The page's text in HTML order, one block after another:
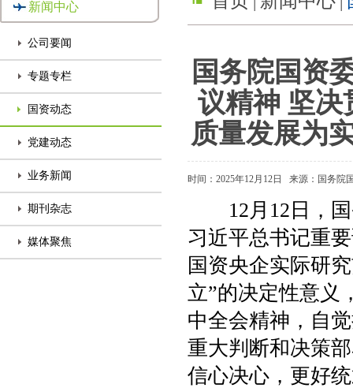
新闻中心
公司要闻
专题专栏
国资动态
党建动态
业务新闻
期刊杂志
媒体聚焦
国务院国资
议精神 坚决
质量发展为
时间：2025年12月12日 来源：国务院
12月12日，国
习近平总书记重
国资央企实际研
立”的决定性意义
中全会精神，自
重大判断和决策
信心决心，更好